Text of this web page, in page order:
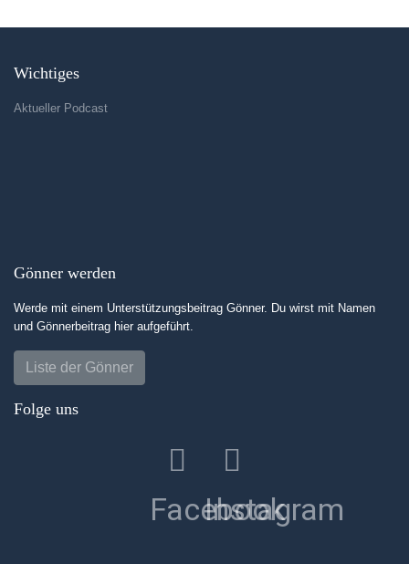
Wichtiges
Aktueller Podcast
Gönner werden
Werde mit einem Unterstützungsbeitrag Gönner. Du wirst mit Namen
und Gönnerbeitrag hier aufgeführt.
Liste der Gönner
Folge uns
Facebook
Instagram